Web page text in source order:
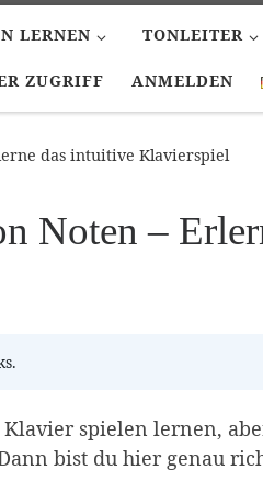
LERNEN TONLEITER
ZUGRIFF ANMELDEN
das intuitive Klavierspiel
Noten –
spielen lernen,
bist du hier genau